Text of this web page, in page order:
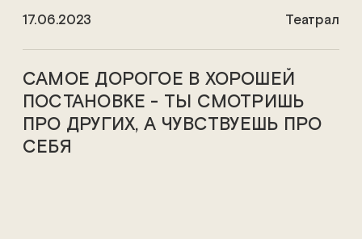
17.06.2023 Театрал
САМОЕ ДОРОГОЕ В ХОРОШЕЙ
ПОСТАНОВКЕ - ТЫ СМОТРИШЬ
ПРО ДРУГИХ, А ЧУВСТВУЕШЬ ПРО
СЕБЯ